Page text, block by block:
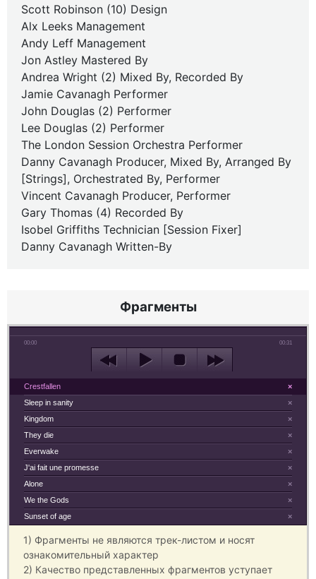
Scott Robinson (10) Design
Alx Leeks Management
Andy Leff Management
Jon Astley Mastered By
Andrea Wright (2) Mixed By, Recorded By
Jamie Cavanagh Performer
John Douglas (2) Performer
Lee Douglas (2) Performer
The London Session Orchestra Performer
Danny Cavanagh Producer, Mixed By, Arranged By
[Strings], Orchestrated By, Performer
Vincent Cavanagh Producer, Performer
Gary Thomas (4) Recorded By
Isobel Griffiths Technician [Session Fixer]
Danny Cavanagh Written-By
Фрагменты
00:00 00:31
×
Crestfallen
×
Sleep in sanity
×
Kingdom
×
They die
×
Everwake
×
J'ai fait une promesse
×
Alone
×
We the Gods
×
Sunset of age
1) Фрагменты не являются трек-листом и носят
ознакомительный характер
2) Качество представленных фрагментов уступает